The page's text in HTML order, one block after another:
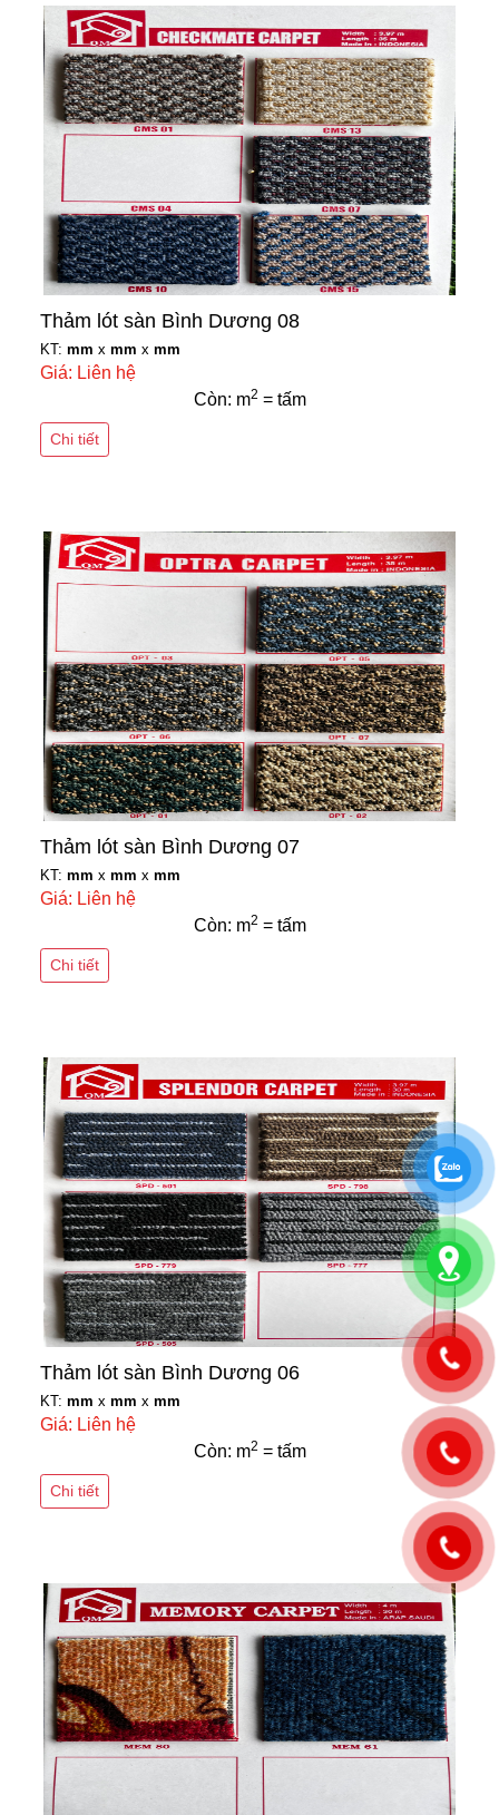
Thảm lót sàn Bình Dương 08
KT: mm x mm x mm
Giá: Liên hệ
Còn: m2 = tấm
Chi tiết
Thảm lót sàn Bình Dương 07
KT: mm x mm x mm
Giá: Liên hệ
Còn: m2 = tấm
Chi tiết
Thảm lót sàn Bình Dương 06
KT: mm x mm x mm
Giá: Liên hệ
Còn: m2 = tấm
Chi tiết